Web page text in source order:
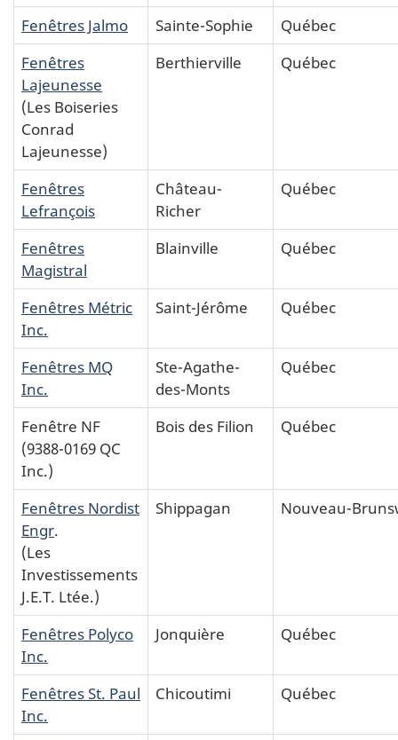
Fenêtres Jalmo Sainte-Sophie
Québec
Fenêtres
Lajeunesse
(Les Boiseries
Conrad
Lajeunesse)
Berthierville Québec
Fenêtres
Lefrançois
Château-
Richer
Québec
Fenêtres
Magistral
Blainville Québec
Fenêtres Métric
Inc.
Saint-Jérôme Québec
Fenêtres MQ
Inc.
Ste-Agathe-
des-Monts
Québec
Fenêtre NF
(9388-0169 QC
Inc.)
Bois des Filion Québec
Fenêtres Nordist
Engr.
(Les
Investissements
J.E.T. Ltée.)
Shippagan Nouveau-
Fenêtres Polyco
Inc.
Jonquière Québec
Fenêtres St. Paul
Inc.
Chicoutimi Québec